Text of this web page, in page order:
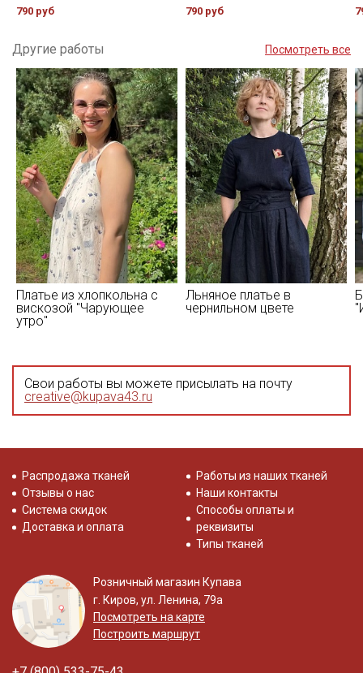
790 руб 790 руб
Другие работы Посмотреть все
Платье из хлопкольна с
вискозой "Чарующее
утро"
Льняное платье в
чернильном цвете
Свои работы вы можете присылать на почту
creative@kupava43.ru
Распродажа тканей
Отзывы о нас
Система скидок
Доставка и оплата
Работы из наших тканей
Наши контакты
Способы оплаты и
реквизиты
Типы тканей
Розничный магазин Купава
г. Киров, ул. Ленина, 79а
Посмотреть на карте
Построить маршрут